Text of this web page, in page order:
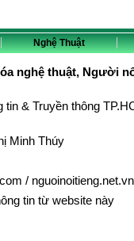
Nghệ Thuật
nghệ thuật, Người
& Truyền thông
Minh Thúy
/ nguoinoitieng.net.vn
tin từ website này